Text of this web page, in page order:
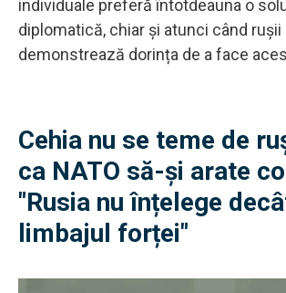
individuale preferă întotdeauna o
diplomatică, chiar și atunci când rușii
demonstrează dorința de a face
Cehia nu se teme de
ca NATO să-și arate
"Rusia nu înțelege
limbajul forței"